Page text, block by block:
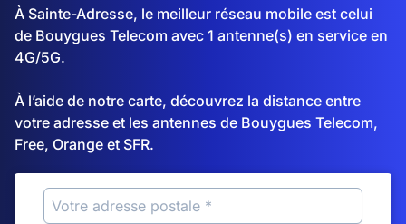
À Sainte-Adresse, le meilleur réseau mobile est celui
de Bouygues Telecom avec 1 antenne(s) en service en
4G/5G.
À l’aide de notre carte, découvrez la distance entre
votre adresse et les antennes de Bouygues Telecom,
Free, Orange et SFR.